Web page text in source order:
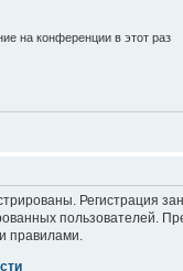
на конференции в этот раз
Регистрация
пользователей.
правилами.